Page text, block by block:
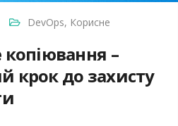
DevOps, Корисне
копіювання –
крок до захисту